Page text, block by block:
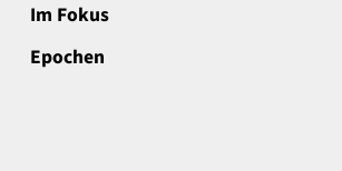
Im Fokus
Epochen